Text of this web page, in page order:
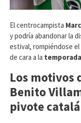
El centrocampista
y podría abandonar la
estival, rompiéndose
de cara a la
Los motivos
Benito
pivote